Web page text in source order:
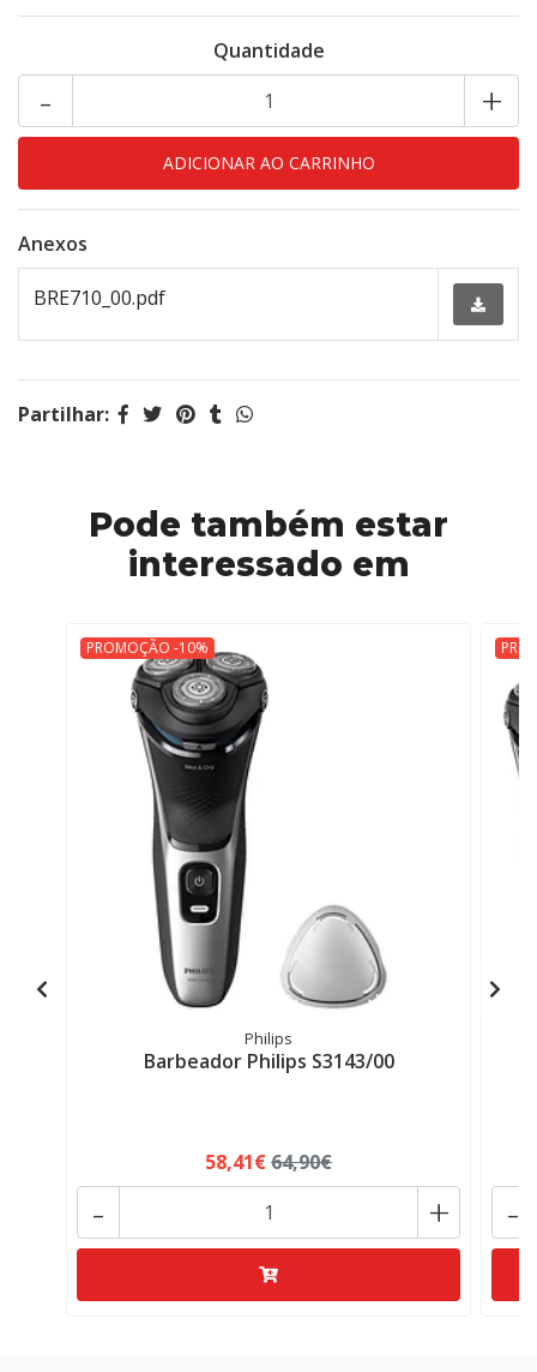
Quantidade
+
-
Anexos
BRE710_00.pdf
Partilhar:
Pode também estar
interessado em
PROMOÇÃO -10%
Philips
Barbeador Philips S3143/00
58,41€64,90€
+
- -